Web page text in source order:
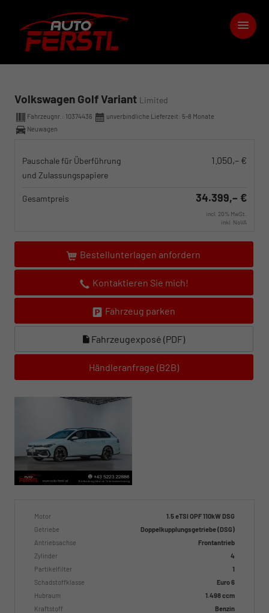
Volkswagen Golf Variant Limited
Fahrzeugnr.: 10374436
unverbindliche Lieferzeit: 5-8 Monate
Neuwagen
Pauschale für Überführung
und Zulassungspapiere
1.050,– €
Gesamtpreis 34.399,– €
incl. 20% MwSt.
inkl. NoVA
Bestellunterlagen anfordern
Kontaktieren Sie mich!
Fahrzeug parken
Fahrzeugexposé (PDF)
Händleranfrage (B2B)
Motor
1.5 eTSI OPF 110kW DSG
Getriebe
Doppelkupplungsgetriebe (DSG)
Antriebsachse
Frontantrieb
Zylinder
4
Partikelfilter
1
Schadstoffklasse
Euro 6
Hubraum
1.498 ccm
Kraftstoff
Benzin